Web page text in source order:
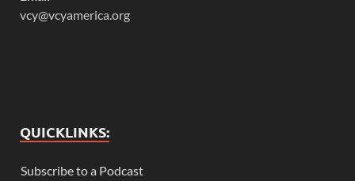
vcy@vcyamerica.org
QUICKLINKS:
Subscribe to a Podcast